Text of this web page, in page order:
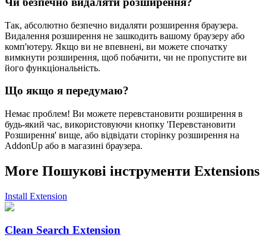
Так, абсолютно безпечно видаляти розширення браузера.
Видалення розширення не зашкодить вашому браузеру або
комп'ютеру. Якщо ви не впевнені, ви можете спочатку
вимкнути розширення, щоб побачити, чи не пропустите ви
його функціональність.
Що якщо я передумаю?
Немає проблем! Ви можете перевстановити розширення в
будь-який час, використовуючи кнопку 'Перевстановити
Розширення' вище, або відвідати сторінку розширення на
AddonUp або в магазині браузера.
More Пошукові інструменти Extensions
Install Extension
Clean Search Extension